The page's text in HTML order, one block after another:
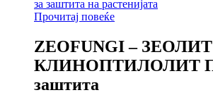
Прочитај повеќе
ZEOFUNGI –
КЛИНОПТИЛОЛИТ
заштита